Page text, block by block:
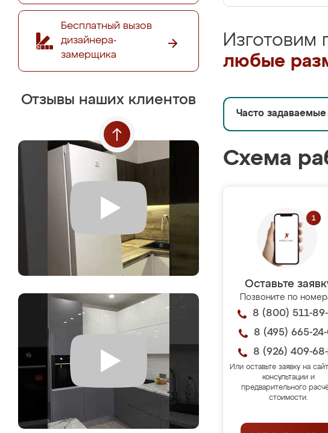
Бесплатный вызов
дизайнера-
замерщика
Отзывы наших клиентов
Изготовим
любые
Часто
Схема
Оставьте
Позвоните по
8 (800) 511-
8 (495) 665-
8 (926) 409-
Или оставьте заявку на
консультации и
предварительного
стоимости.